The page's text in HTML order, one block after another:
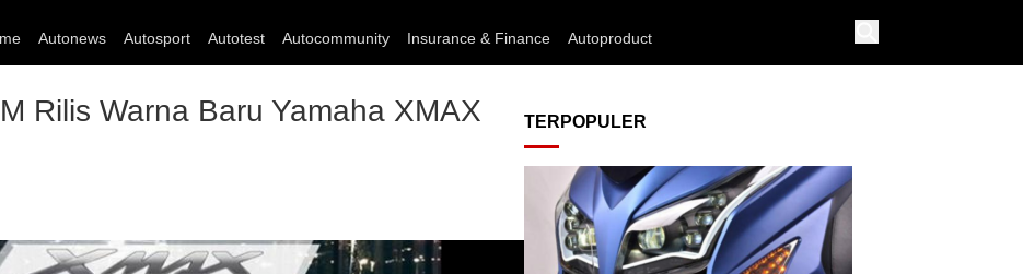
Autonews Autosport Autotest Autocommunity Insurance & Finance Autoproduct
Rilis Warna Baru Yamaha XMAX
TERPOPULER